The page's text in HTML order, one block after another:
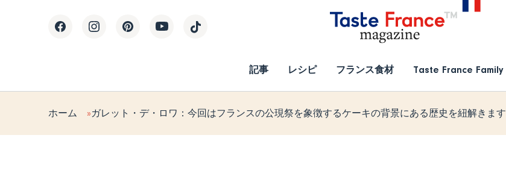
記事 レシピ フランス食材 Taste France Family
ホーム ガレット・デ・ロワ：今回はフランスの公現祭を象徴するケーキの背景にある歴史を紐解きます